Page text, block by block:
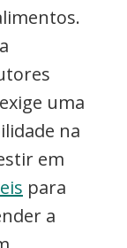
uma
na
em
para
a